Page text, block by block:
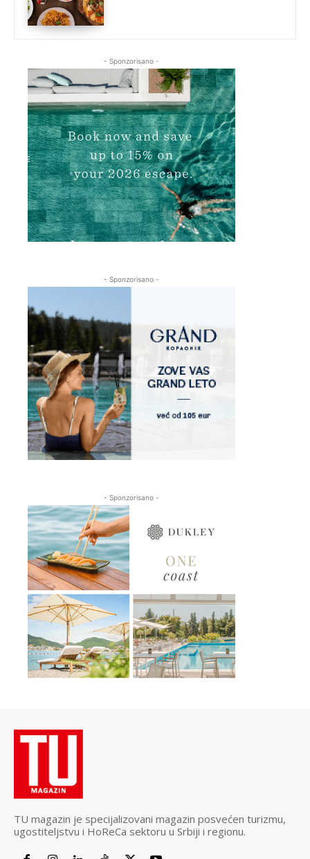
- Sponzorisano -
- Sponzorisano -
- Sponzorisano -
TU magazin je specijalizovani magazin posvećen turizmu,
ugostiteljstvu i HoReCa sektoru u Srbiji i regionu.